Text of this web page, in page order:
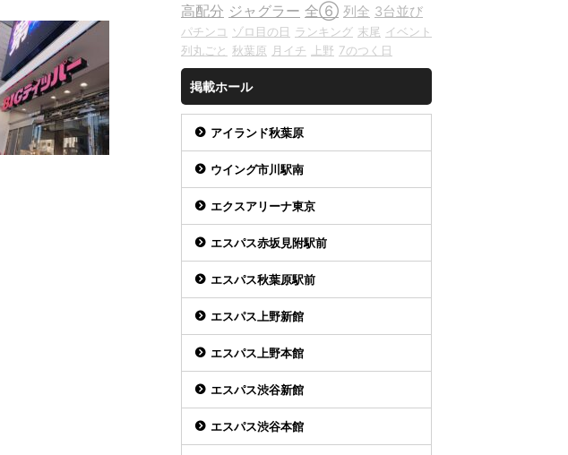
高配分 ジャグラー 全⑥ 列全 3台並び
パチンコ ゾロ目の日 ランキング 末尾 イベント
列丸ごと 秋葉原 月イチ 上野 7のつく日
掲載ホール
アイランド秋葉原
ウイング市川駅南
エクスアリーナ東京
エスパス赤坂見附駅前
エスパス秋葉原駅前
エスパス上野新館
エスパス上野本館
エスパス渋谷新館
エスパス渋谷本館